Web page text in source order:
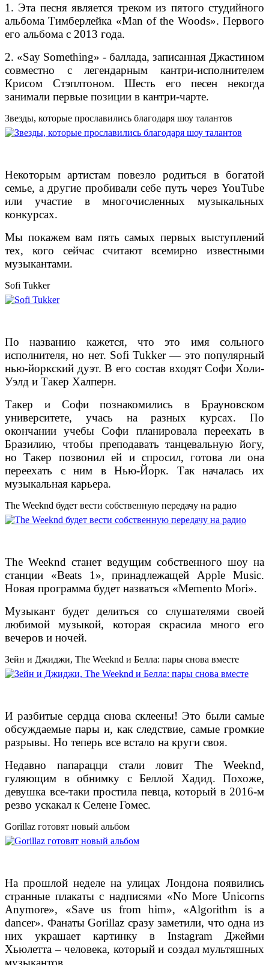
1. Эта песня является треком из пятого студийного
альбома Тимберлейка «Man of the Woods». Первого
его альбома с 2013 года.
2. «Say Something» - баллада, записанная Джастином
совместно с легендарным кантри-исполнителем
Крисом Стэплтоном. Шесть его песен некогда
занимали первые позиции в кантри-чарте.
Звезды, которые прославились благодаря шоу талантов
Некоторым артистам повезло родиться в богатой
семье, а другие пробивали себе путь через YouTube
или участие в многочисленных музыкальных
конкурсах.
Мы покажем вам пять самых первых выступлений
тех, кого сейчас считают всемирно известными
музыкантами.
Sofi Tukker
По названию кажется, что это имя сольного
исполнителя, но нет. Sofi Tukker — это популярный
нью-йоркский дуэт. В его состав входят Софи Холи-
Уэлд и Такер Халперн.
Такер и Софи познакомились в Брауновском
университете, учась на разных курсах. По
окончании учебы Софи планировала переехать в
Бразилию, чтобы преподавать танцевальную йогу,
но Такер позвонил ей и спросил, готова ли она
переехать с ним в Нью-Йорк. Так началась их
музыкальная карьера.
The Weeknd будет вести собственную передачу на радио
The Weeknd станет ведущим собственного шоу на
станции «Beats 1», принадлежащей Apple Music.
Новая программа будет назваться «Memento Mori».
Музыкант будет делиться со слушателями своей
любимой музыкой, которая скрасила много его
вечеров и ночей.
Зейн и Джиджи, The Weeknd и Белла: пары снова вместе
И разбитые сердца снова склеены! Это были самые
обсуждаемые пары и, как следствие, самые громкие
разрывы. Но теперь все встало на круги своя.
Недавно папарацци стали ловит The Weeknd,
гуляющим в обнимку с Беллой Хадид. Похоже,
девушка все-таки простила певца, который в 2016-м
резво ускакал к Селене Гомес.
Gorillaz готовят новый альбом
На прошлой неделе на улицах Лондона появились
странные плакаты с надписями «No More Unicorns
Anymore», «Save us from him», «Algorithm is a
dancer». Фанаты Gorillaz сразу заметили, что одна из
них украшает картинку в Instagram Джейми
Хьюлетта – человека, который и создал мультяшных